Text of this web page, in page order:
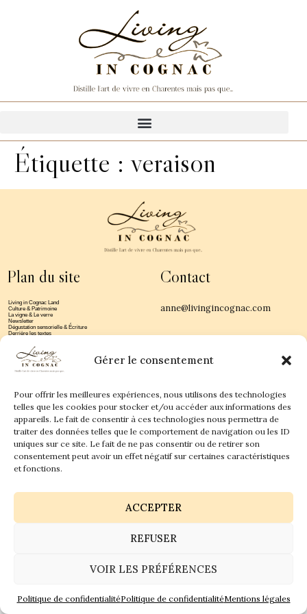
Gérer le consentement
Pour offrir les meilleures expériences, nous utilisons des technologies
telles que les cookies pour stocker et/ou accéder aux informations des
appareils. Le fait de consentir à ces technologies nous permettra de
traiter des données telles que le comportement de navigation ou les ID
uniques sur ce site. Le fait de ne pas consentir ou de retirer son
consentement peut avoir un effet négatif sur certaines caractéristiques
et fonctions.
ACCEPTER
REFUSER
VOIR LES PRÉFÉRENCES
Politique de confidentialitéPolitique de confidentialitéMentions légales
Étiquette : veraison
Plan du site
Living in Cognac Land
Culture & Patrimoine
La vigne & Le verre
Newsletter
Dégustation sensorielle & Écriture
Derrière les textes
Contact
anne@livingincognac.com
Politique de confidentialité Mentions légales
© 2026 Living in Cognac land - Tous droits réservés.